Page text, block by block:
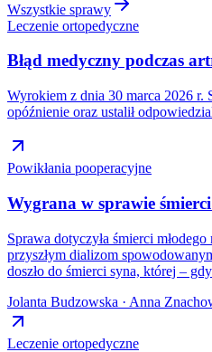
Wszystkie sprawy
Leczenie ortopedyczne
Błąd medyczny podczas
Wyrokiem z dnia 30 marca 2026 r.
opóźnienie oraz ustalił
Powikłania pooperacyjne
Wygrana w sprawie
Sprawa dotyczyła śmierci
przyszłym dializom
doszło do śmierci syna, której –
Jolanta Budzowska · Anna
Leczenie ortopedyczne